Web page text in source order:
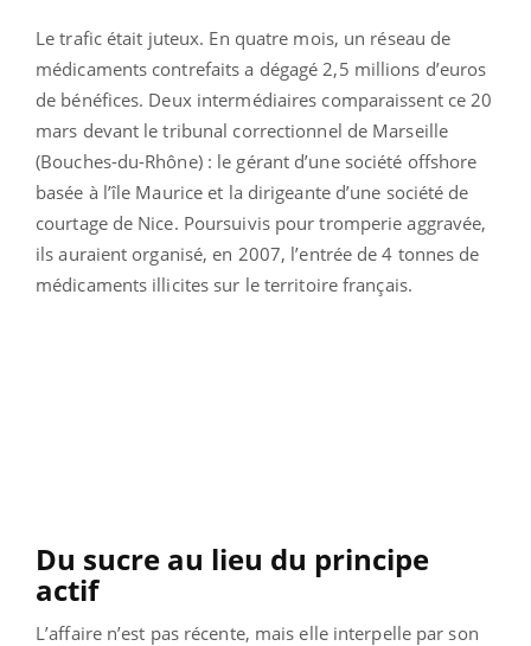
Le trafic était juteux. En quatre mois, un réseau de
médicaments contrefaits a dégagé 2,5 millions d’euros
de bénéfices. Deux intermédiaires comparaissent ce 20
mars devant le tribunal correctionnel de Marseille
(Bouches-du-Rhône) : le gérant d’une société offshore
basée à l’île Maurice et la dirigeante d’une société de
courtage de Nice. Poursuivis pour tromperie aggravée,
ils auraient organisé, en 2007, l’entrée de 4 tonnes de
médicaments illicites sur le territoire français.
Du sucre au lieu du principe
actif
L’affaire n’est pas récente, mais elle interpelle par son